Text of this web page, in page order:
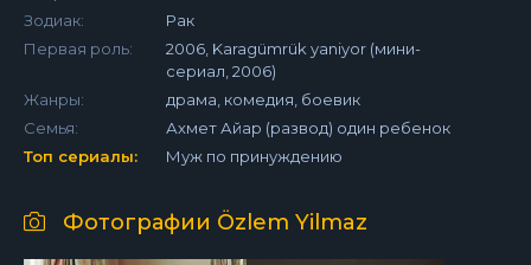
Зодиак:
Рак
Первая роль:
2006, Karagümrük yaniyor (мини-
сериал, 2006)
Жанры:
драма, комедия, боевик
Семья:
Ахмет Айар (развод) один ребенок
Топ сериалы:
Муж по принуждению
Фотографии Özlem Yilmaz